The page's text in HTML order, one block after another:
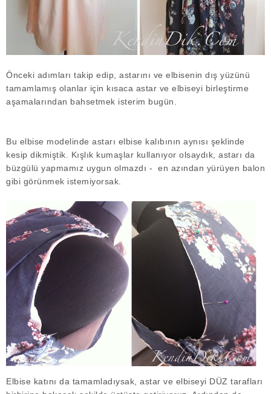
Önceki adımları takip edip, astarını ve elbisenin dış yüzünü
tamamlamış olanlar için kısaca astar ve elbiseyi birleştirme
aşamalarından bahsetmek isterim bugün.
Bu elbise modelinde astarı elbise kalıbının aynısı şeklinde
kesip dikmiştik. Kışlık kumaşlar kullanıyor olsaydık, astarı da
büzgülü yapmamız uygun olmazdı - en azından yürüyen balon
gibi görünmek istemiyorsak.
Elbise katını da tamamladıysak, astar ve elbiseyi DÜZ tarafları